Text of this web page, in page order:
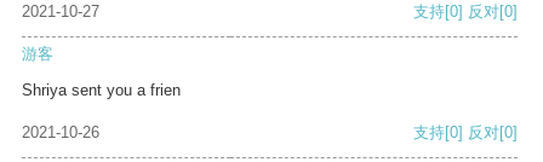
2021-10-27 支持[0] 反对[0]
游客
Shriya sent you a frien
2021-10-26 支持[0] 反对[0]